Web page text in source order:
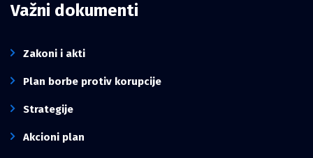
Važni dokumenti
Zakoni i akti
Plan borbe protiv korupcije
Strategije
Akcioni plan